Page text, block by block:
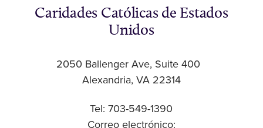
Caridades Católicas de Estados
Unidos
2050 Ballenger Ave, Suite 400
Alexandria, VA 22314
Tel: 703-549-1390
Correo electrónico: